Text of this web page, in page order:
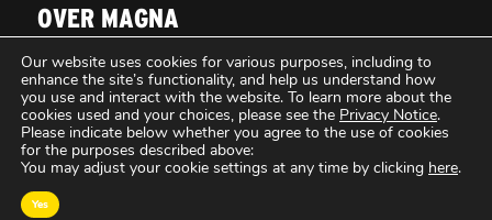
OVER MAGNA
MAGNA Netherlands is de gecentraliseerde inkoop-
en onderhandelingsunit binnenIPG Mediabrandsop
het gebied van intelligence, investment en
innovation. MAGNA behartigt de inkoopbelangen
van de IPG Mediabrands-bureaus UM, Initiative,
Our website uses cookies for various purposes, including to
enhance the site’s functionality, and help us understand how
you use and interact with the website. To learn more about the
cookies used and your choices, please see the Privacy Notice.
Please indicate below whether you agree to the use of cookies
for the purposes described above:
You may adjust your cookie settings at any time by clicking here.
Yes